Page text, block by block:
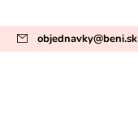
objednavky@beni.sk